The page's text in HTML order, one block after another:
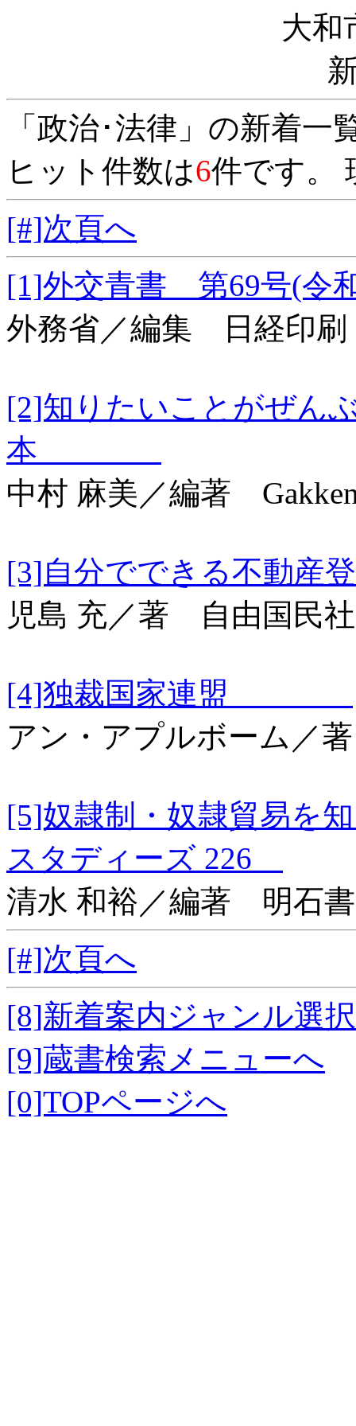
大和
「政治･法律」の新着一
ヒット件数は6件です。
[#]次頁へ
[1]外交青書 第69号
外務省／編集 日経印刷
[2]知りたいことがぜん
本
中村 麻美／編著
[3]自分でできる不
児島 充／著 自由国民社
[4]独裁国家連盟
アン・アプルボーム／
[5]奴隷制・奴隷貿易
スタディーズ 226
清水 和裕／編著 明石
[#]次頁へ
[8]新着案内ジャンル選
[9]蔵書検索メニューへ
[0]TOPページへ